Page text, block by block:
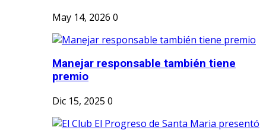
May 14, 2026 0
Manejar responsable también tiene
premio
Dic 15, 2025 0